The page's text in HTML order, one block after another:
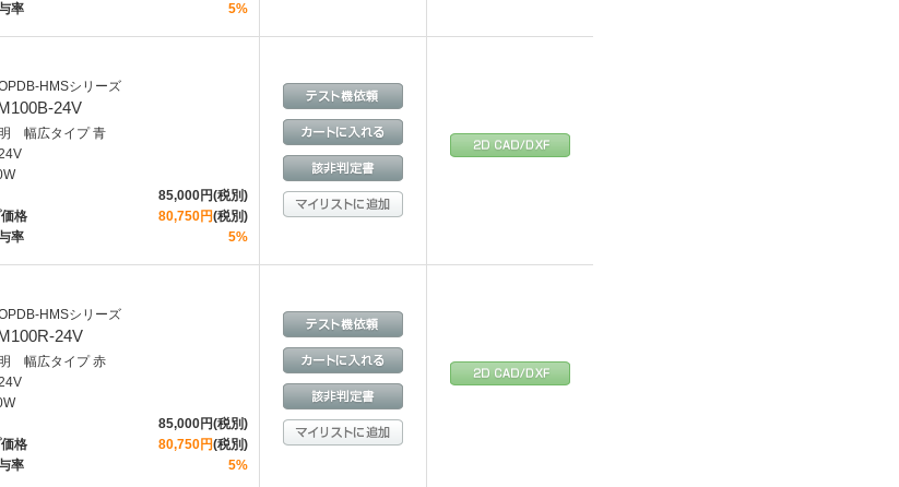
率
5%
HMSシリーズ
24V
幅広タイプ 青
85,000円(税別)
格
80,750円(税別)
率
5%
HMSシリーズ
24V
幅広タイプ 赤
85,000円(税別)
格
80,750円(税別)
率
5%